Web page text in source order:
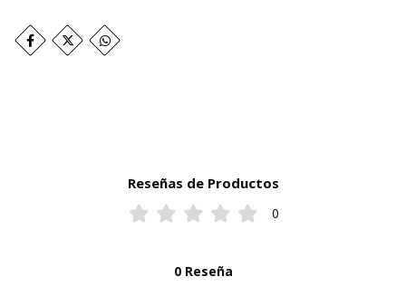
Reseñas de Productos
0
0 Reseña